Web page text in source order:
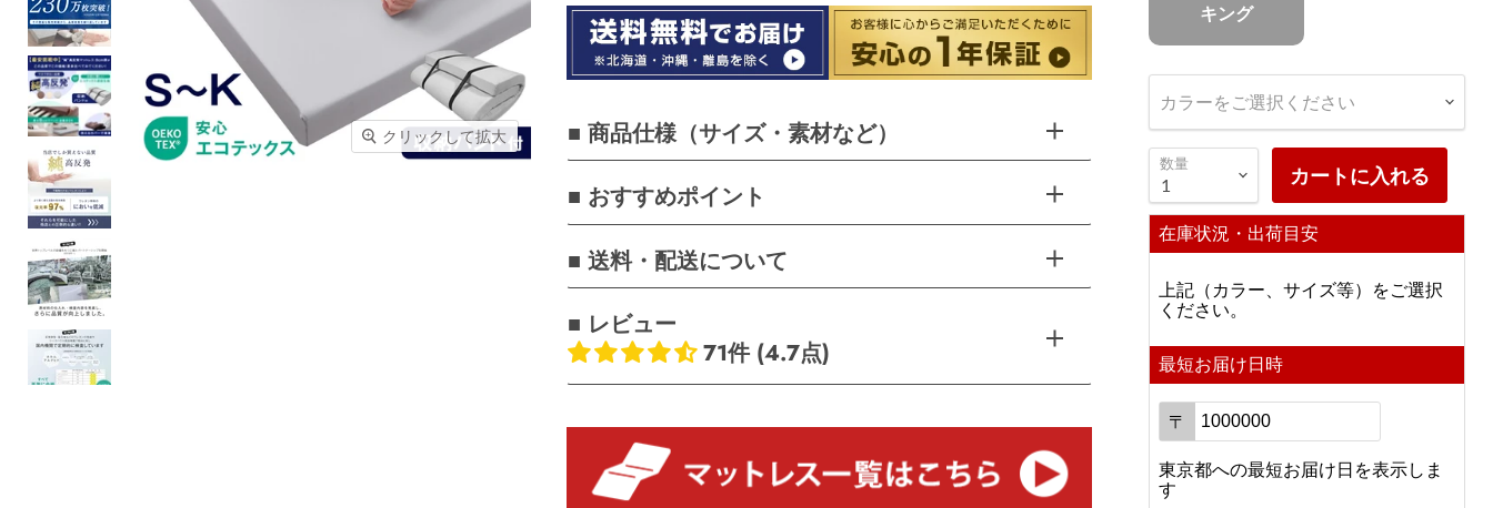
クリックして拡大
■ 商品仕様（サイズ・素材など）
■ おすすめポイント
■ 送料・配送について
■ レビュー
71件 (4.7点)
お客様のレビュー
5つ星中4.73つ星
レビュー数 71 件
キング
カラーをご選択ください
数量 カートに入れる
在庫状況・出荷目安
上記（カラー、サイズ等）をご選択
ください。
最短お届け日時
〒
東京都への最短お届け日を表示しま
す